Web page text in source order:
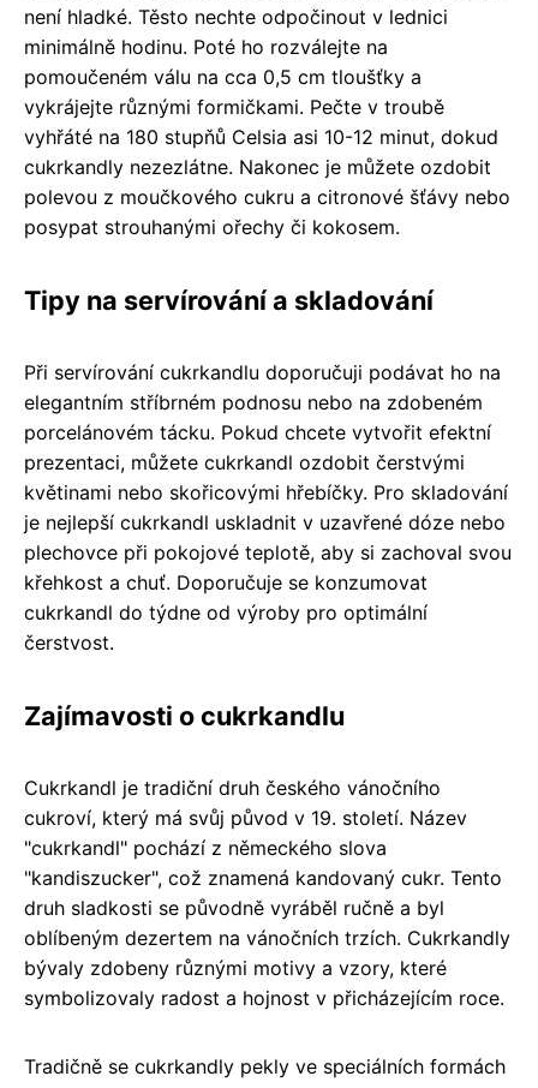
není hladké. Těsto nechte odpočinout v lednici
minimálně hodinu. Poté ho rozválejte na
pomoučeném válu na cca 0,5 cm tloušťky a
vykrájejte různými formičkami. Pečte v troubě
vyhřáté na 180 stupňů Celsia asi 10-12 minut, dokud
cukrkandly nezezlátne. Nakonec je můžete ozdobit
polevou z moučkového cukru a citronové šťávy nebo
posypat strouhanými ořechy či kokosem.
Tipy na servírování a skladování
Při servírování cukrkandlu doporučuji podávat ho na
elegantním stříbrném podnosu nebo na zdobeném
porcelánovém tácku. Pokud chcete vytvořit efektní
prezentaci, můžete cukrkandl ozdobit čerstvými
květinami nebo skořicovými hřebíčky. Pro skladování
je nejlepší cukrkandl uskladnit v uzavřené dóze nebo
plechovce při pokojové teplotě, aby si zachoval svou
křehkost a chuť. Doporučuje se konzumovat
cukrkandl do týdne od výroby pro optimální
čerstvost.
Zajímavosti o cukrkandlu
Cukrkandl je tradiční druh českého vánočního
cukroví, který má svůj původ v 19. století. Název
"cukrkandl" pochází z německého slova
"kandiszucker", což znamená kandovaný cukr. Tento
druh sladkosti se původně vyráběl ručně a byl
oblíbeným dezertem na vánočních trzích. Cukrkandly
bývaly zdobeny různými motivy a vzory, které
symbolizovaly radost a hojnost v přicházejícím roce.
Tradičně se cukrkandly pekly ve speciálních formách